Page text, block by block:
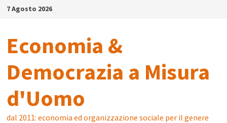
Skip7 Agosto 2026
Economia &
Democrazia a Misura
d'Uomo
dal 2011: economia ed organizzazione sociale per il genere